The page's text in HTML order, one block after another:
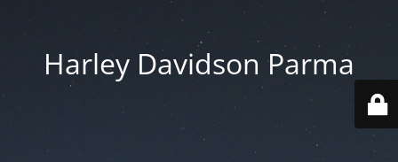
Harley Davidson Parma